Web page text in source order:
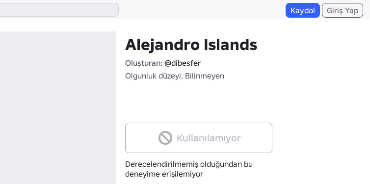
Kaydol Giriş Yap
Alejandro Islands
Oluşturan: @dibesfer
Olgunluk düzeyi: Bilinmeyen
Kullanılamıyor
Derecelendirilmemiş olduğundan bu
deneyime erişilemiyor